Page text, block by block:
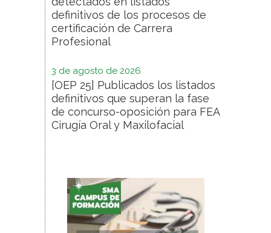
definitivos de los procesos de
certificación de Carrera
Profesional
3 de agosto de 2026
[OEP 25] Publicados los listados
definitivos que superan la fase
de concurso-oposición para FEA
Cirugía Oral y Maxilofacial